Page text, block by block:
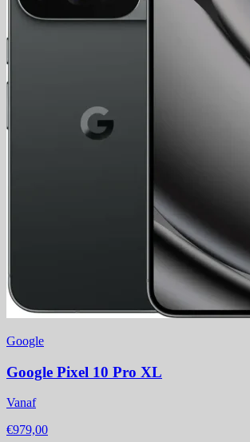
Google
Google Pixel 10 Pro XL
Vanaf
€979,00